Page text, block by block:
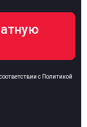
с Политикой